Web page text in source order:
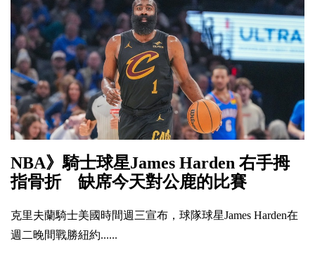
NBA》騎士球星James Harden 右手拇
指骨折 缺席今天對公鹿的比賽
克里夫蘭騎士美國時間週三宣布，球隊球星James Harden在
週二晚間戰勝紐約......